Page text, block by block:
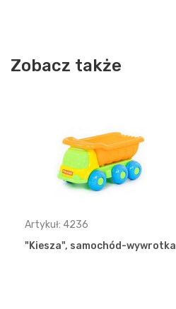
Zobacz także
Artykuł: 4236
"Kiesza", samochód-wywrotka